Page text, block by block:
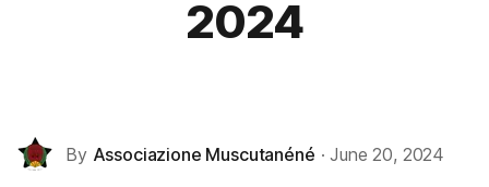
2024
By Associazione Muscutanéné ·June 20, 2024